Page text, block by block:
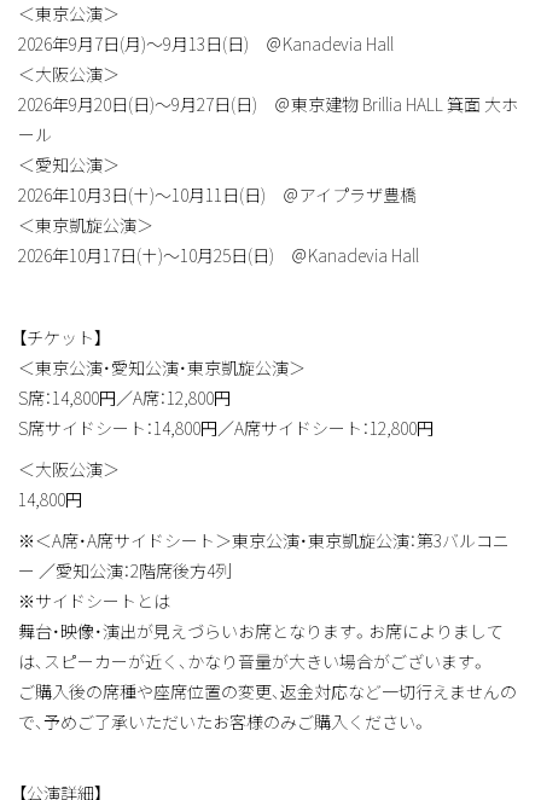
＜東京公演＞
2026年9月7日(月)～9月13日(日) ＠Kanadevia Hall
＜大阪公演＞
2026年9月20日(日)～9月27日(日) ＠東京建物 Brillia HALL 箕面 大ホ
ール
＜愛知公演＞
2026年10月3日(土)～10月11日(日) ＠アイプラザ豊橋
＜東京凱旋公演＞
2026年10月17日(土)～10月25日(日) ＠Kanadevia Hall
【チケット】
＜東京公演・愛知公演・東京凱旋公演＞
S席：14,800円／A席：12,800円
S席サイドシート：14,800円／A席サイドシート：12,800円
＜大阪公演＞
14,800円
※＜A席・A席サイドシート＞東京公演・東京凱旋公演：第3バルコニ
ー ／愛知公演：2階席後方4列
※サイドシートとは
舞台・映像・演出が見えづらいお席となります。お席によりまして
は、スピーカーが近く、かなり音量が大きい場合がございます。
ご購入後の席種や座席位置の変更、返金対応など一切行えませんの
で、予めご了承いただいたお客様のみご購入ください。
【公演詳細】